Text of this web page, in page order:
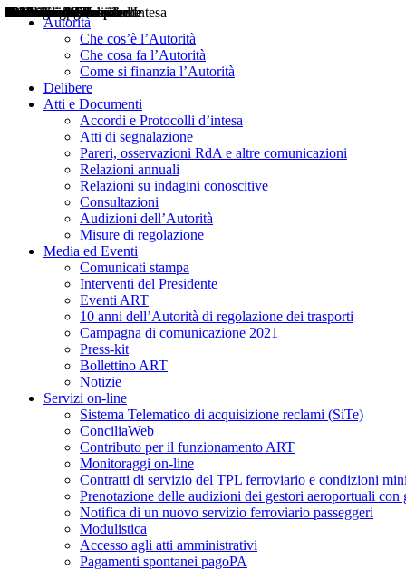
Autorità
Che cos’è l’Autorità
Che cosa fa l’Autorità
Come si finanzia l’Autorità
Delibere
Atti e Documenti
Accordi e Protocolli d’intesa
Atti di segnalazione
Pareri, osservazioni RdA e altre comunicazioni
Relazioni annuali
Relazioni su indagini conoscitive
Consultazioni
Audizioni dell’Autorità
Misure di regolazione
Media ed Eventi
Comunicati stampa
Interventi del Presidente
Eventi ART
10 anni dell’Autorità di regolazione dei trasporti
Campagna di comunicazione 2021
Press-kit
Bollettino ART
Notizie
Servizi on-line
Sistema Telematico di acquisizione reclami (SiTe)
ConciliaWeb
Contributo per il funzionamento ART
Monitoraggi on-line
Contratti di servizio del TPL ferroviario e condizioni
Prenotazione delle audizioni dei gestori aeroportuali con
Notifica di un nuovo servizio ferroviario passeggeri
Modulistica
Accesso agli atti amministrativi
Pagamenti spontanei pagoPA
Delibere
Pareri
Consultazioni
Audizioni
Atti di Segnalazione
Accordi e Protocolli d'Intesa
Relazioni annuali
Misure di regolazione
Notizie
Comunicati Stampa
Bollettini ART
Convegni ART
Interviste del Presidente
Articoli in primo piano
Interventi del Presidente
2004
2005
2010
2013
2014
2015
2016
2017
2018
2019
202
2020
2021
2022
2023
2024
2025
2026
Aereo
Marittimo
Terrestre